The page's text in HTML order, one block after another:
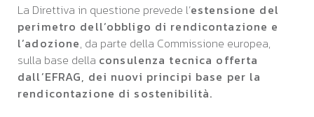
La Direttiva in questione prevede l’estensione del
perimetro dell’obbligo di rendicontazione e
l’adozione, da parte della Commissione europea,
sulla base della consulenza tecnica offerta
dall’EFRAG, dei nuovi principi base per la
rendicontazione di sostenibilità.